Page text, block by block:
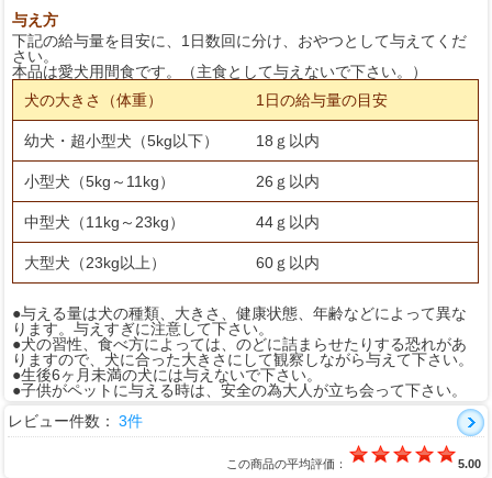
与え方
下記の給与量を目安に、1日数回に分け、おやつとして与えてくだ
さい。
本品は愛犬用間食です。（主食として与えないで下さい。）
犬の大きさ（体重）
1日の給与量の目安
幼犬・超小型犬（5kg以下） 18ｇ以内
小型犬（5kg～11kg） 26ｇ以内
中型犬（11kg～23kg） 44ｇ以内
大型犬（23kg以上） 60ｇ以内
●与える量は犬の種類、大きさ、健康状態、年齢などによって異な
ります。与えすぎに注意して下さい。
●犬の習性、食べ方によっては、のどに詰まらせたりする恐れがあ
りますので、犬に合った大きさにして観察しながら与えて下さい。
●生後6ヶ月未満の犬には与えないで下さい。
●子供がペットに与える時は、安全の為大人が立ち会って下さい。
レビュー件数： 3件
この商品の平均評価： 5.00